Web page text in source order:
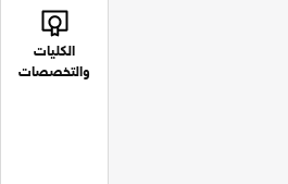
الكليات
والتخصصات